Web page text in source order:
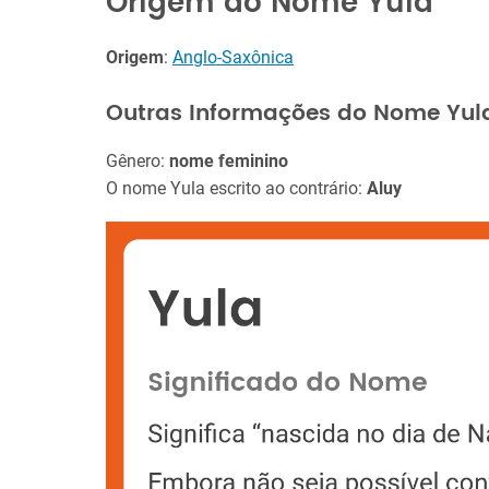
Origem: Anglo-Saxônica
Outras Informações do Nome
Gênero: nome feminino
O nome Yula escrito ao contrário: Aluy